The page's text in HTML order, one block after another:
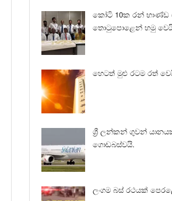
කෝටි 10ක රන් භාණ්ඩ
තොටුපොළෙන් හමු
හෙටත් මුළු රටම රත්
ශ්‍රී ලන්කන් ගුවන්
ගොඩබස්වයි.
ලංගම බස් රථයක්